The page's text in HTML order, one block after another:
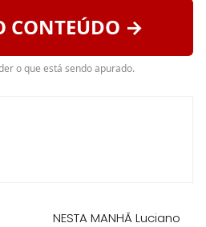
CONTEÚDO →
o que está sendo apurado.
NESTA MANHÃ Luciano